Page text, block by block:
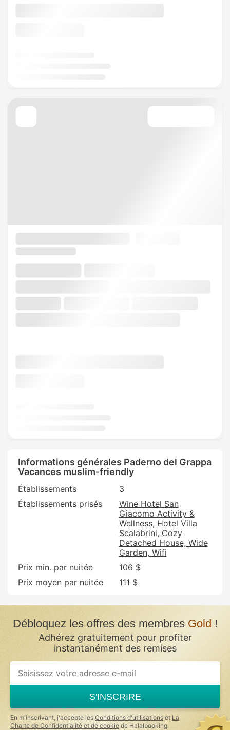
Informations générales Paderno del Grappa
Vacances muslim-friendly
Établissements
3
Établissements prisés
Wine Hotel San
Giacomo Activity &
Wellness Hotel Villa
Scalabrini Cozy
Detached House, Wide
Garden, Wifi
Prix min. par nuitée
106 $
Prix moyen par nuitée
111 $
Débloquez les offres des membres Gold !
Adhérez gratuitement pour profiter
instantanément des remises
S'INSCRIRE
En m'inscrivant, j'accepte les Conditions d'utilisations et La
Charte de Confidentialité et de cookie de Halalbooking.